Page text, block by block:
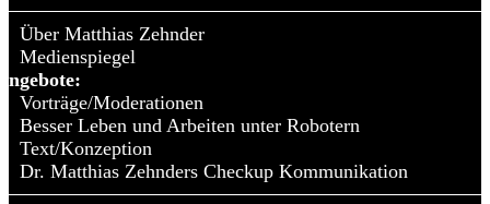
Über Matthias Zehnder
Medienspiegel
Vorträge/Moderationen
Besser Leben und Arbeiten unter Robotern
Text/Konzeption
Dr. Matthias Zehnders Checkup Kommunikation